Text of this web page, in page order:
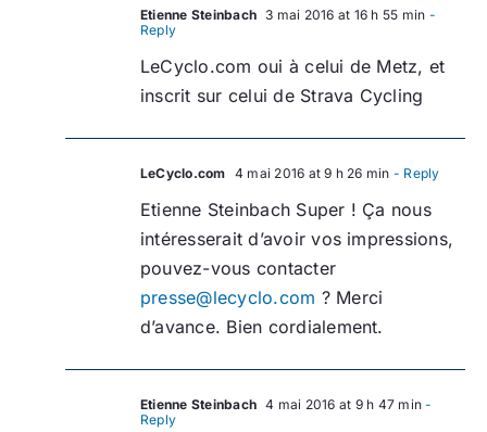
Etienne Steinbach 3 mai 2016 at 16 h 55 min -
Reply
LeCyclo.com oui à celui de Metz, et
inscrit sur celui de Strava Cycling
LeCyclo.com 4 mai 2016 at 9 h 26 min - Reply
Etienne Steinbach Super ! Ça nous
intéresserait d’avoir vos impressions,
pouvez-vous contacter
presse@lecyclo.com ? Merci
d’avance. Bien cordialement.
Etienne Steinbach 4 mai 2016 at 9 h 47 min -
Reply